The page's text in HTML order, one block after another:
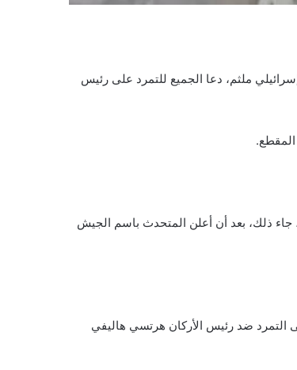
ملثم، دعا الجميع للتمرد على رئيس
جاء ذلك، بعد أن أعلن المتحدث باسم الجيش
التمرد ضد رئيس الأركان هرتسي هاليفي